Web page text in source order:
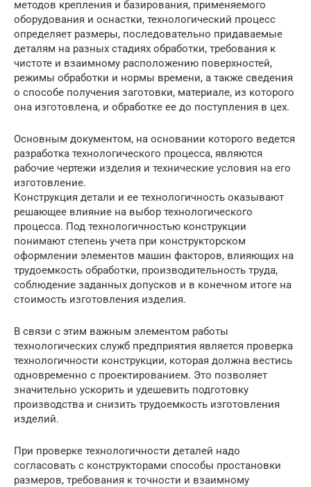
методов крепления и базирования, применяемого
оборудования и оснастки, технологический процесс
определяет размеры, последовательно придаваемые
деталям на разных стадиях обработки, требования к
чистоте и взаимному расположению поверхностей,
режимы обработки и нормы времени, а также сведения
о способе получения заготовки, материале, из которого
она изготовлена, и обработке ее до поступления в цех.
Основным документом, на основании которого ведется
разработка технологического процесса, являются
рабочие чертежи изделия и технические условия на его
изготовление.
Конструкция детали и ее технологичность оказывают
решающее влияние на выбор технологического
процесса. Под технологичностью конструкции
понимают степень учета при конструкторском
оформлении элементов машин факторов, влияющих на
трудоемкость обработки, производительность труда,
соблюдение заданных допусков и в конечном итоге на
стоимость изготовления изделия.
В связи с этим важным элементом работы
технологических служб предприятия является проверка
технологичности конструкции, которая должна вестись
одновременно с проектированием. Это позволяет
значительно ускорить и удешевить подготовку
производства и снизить трудоемкость изготовления
изделий.
При проверке технологичности деталей надо
согласовать с конструкторами способы простановки
размеров, требования к точности и взаимному